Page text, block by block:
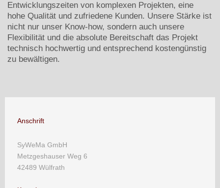
Entwicklungszeiten von komplexen Projekten, eine
hohe Qualität und zufriedene Kunden. Unsere Stärke ist
nicht nur unser Know-how, sondern auch unsere
Flexibilität und die absolute Bereitschaft das Projekt
technisch hochwertig und entsprechend kostengünstig
zu bewältigen.
Anschrift
SyWeMa GmbH
Metzgeshauser Weg 6
42489 Wülfrath